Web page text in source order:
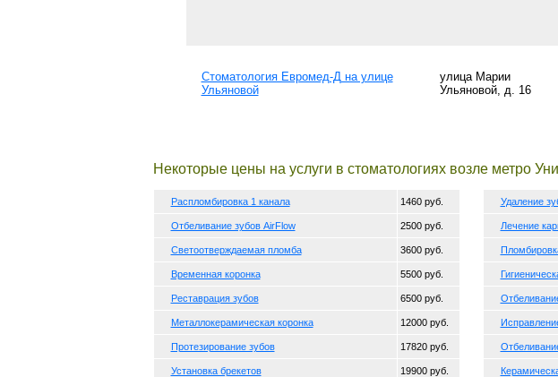
Стоматология Евромед-Д на улице
Ульяновой
улица Марии
Ульяновой, д. 16
Некоторые цены на услуги в стоматологиях возле метро
Распломбировка 1 канала 1460 руб. Удаление
Отбеливание зубов AirFlow 2500 руб. Лечение
Светоотверждаемая пломба 3600 руб.
Временная коронка 5500 руб.
Реставрация зубов 6500 руб.
Металлокерамическая коронка 12000 руб.
Протезирование зубов 17820 руб.
Установка брекетов 19900 руб.